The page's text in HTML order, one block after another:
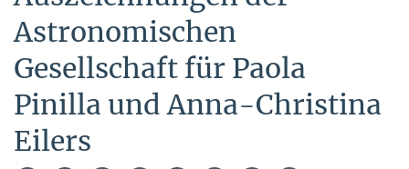
Astronomischen
Gesellschaft für Paola
Pinilla und Anna-Christina
Eilers